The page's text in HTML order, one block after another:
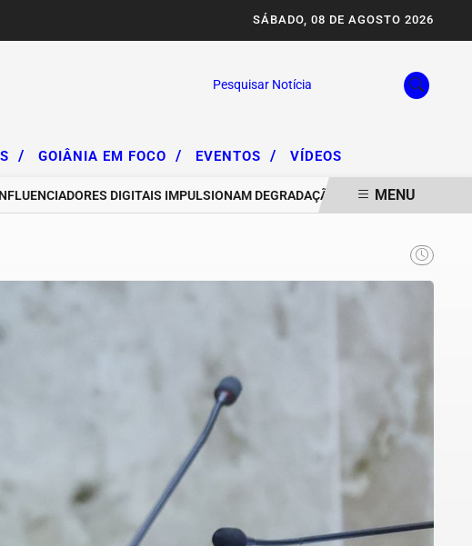
SÁBADO, 08 DE AGOSTO 2026
Pesquisar Notícia
/ GOIÂNIA EM FOCO / EVENTOS / VÍDEOS
DIGITAIS IMPULSIONAM DEGRADAÇÃO DA SERRA DA AREIA E
MENU